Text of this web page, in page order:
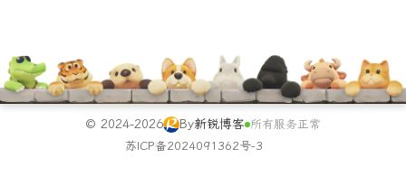
© 2024-2026 By新锐博客 所有服务正常
苏ICP备2024091362号-3